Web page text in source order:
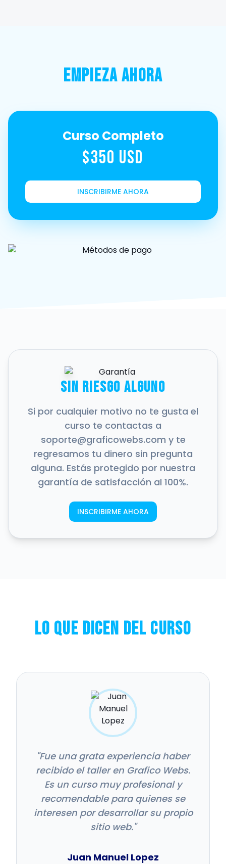
EMPIEZA AHORA
Curso Completo
$350 USD
INSCRIBIRME AHORA
Sin riesgo alguno
Si por cualquier motivo no te gusta el
curso te contactas a
soporte@graficowebs.com y te
regresamos tu dinero sin pregunta
alguna. Estás protegido por nuestra
garantía de satisfacción al 100%.
INSCRIBIRME AHORA
Lo que dicen del curso
"Fue una grata experiencia haber
recibido el taller en Grafico Webs.
Es un curso muy profesional y
recomendable para quienes se
interesen por desarrollar su propio
sitio web."
Juan Manuel Lopez